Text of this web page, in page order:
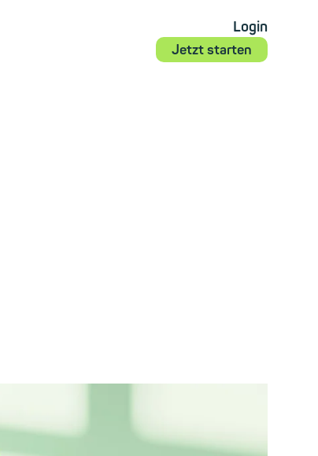
Login
Jetzt starten